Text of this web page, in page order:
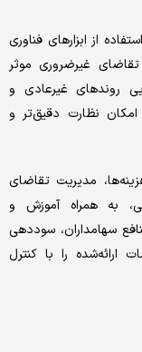
از ابزارهای فناوری
غیرضروری موثر
روندهای غیرعادی و
امکان نظارت دقیق‌تر و
مدیریت تقاضای
به همراه آموزش و
سهامداران، سوددهی
را با کنترل